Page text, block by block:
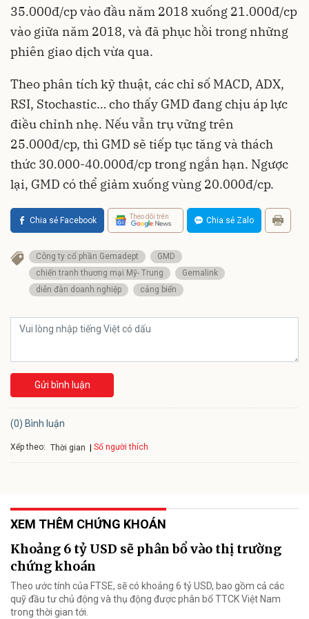
35.000đ/cp vào đầu năm 2018 xuống 21.000đ/cp
vào giữa năm 2018, và đã phục hồi trong những
phiên giao dịch vừa qua.
Theo phân tích kỹ thuật, các chỉ số MACD, ADX,
RSI, Stochastic… cho thấy GMD đang chịu áp lực
điều chỉnh nhẹ. Nếu vẫn trụ vững trên
25.000đ/cp, thì GMD sẽ tiếp tục tăng và thách
thức 30.000-40.000đ/cp trong ngắn hạn. Ngược
lại, GMD có thể giảm xuống vùng 20.000đ/cp.
Chia sẻ Facebook Theo dõi trên Chia sẻ Zalo
Công ty cổ phần Gemadept
GMD
chiến tranh thương mại Mỹ- Trung
Gemalink
diễn đàn doanh nghiệp
cảng biển
Gửi bình luận
(0) Bình luận
Xếp theo: Thời gian Số người thích
XEM THÊM CHỨNG KHOÁN
Khoảng 6 tỷ USD sẽ phân bổ vào thị trường
chứng khoán
Theo ước tính của FTSE, sẽ có khoảng 6 tỷ USD, bao gồm cả các
quỹ đầu tư chủ động và thụ động được phân bổ TTCK Việt Nam
trong thời gian tới.